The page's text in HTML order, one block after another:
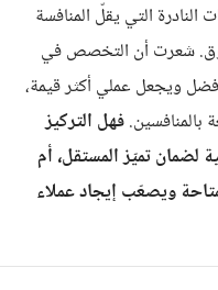
التي يقلّ المنافسة
شعرت أن التخصص في
ويجعل عملي أكثر قيمة،
بالمنافسين.فهل التركيز
لضمان تميّز المستقل، أم
ويصعّب إيجاد عملاء